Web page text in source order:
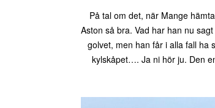
På tal om det, när Mange
Aston så bra. Vad har han nu
golvet, men han får i alla fall ha
kylskåpet…. Ja ni hör ju. Den